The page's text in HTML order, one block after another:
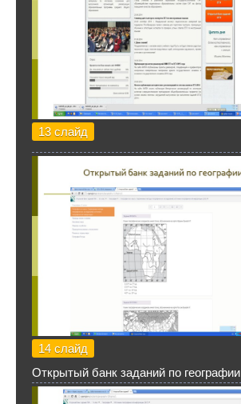
13 слайд
14 слайд
Открытый банк заданий по географии